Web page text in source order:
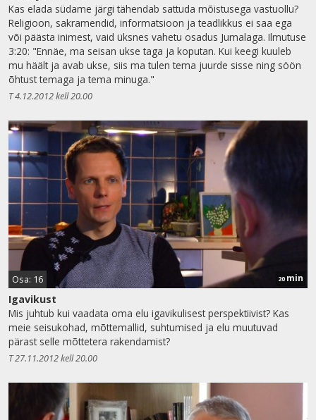
Kas elada südame järgi tähendab sattuda mõistusega vastuollu?
Religioon, sakramendid, informatsioon ja teadlikkus ei saa ega
või päästa inimest, vaid üksnes vahetu osadus Jumalaga. Ilmutuse
3:20: "Ennäe, ma seisan ukse taga ja koputan. Kui keegi kuuleb
mu häält ja avab ukse, siis ma tulen tema juurde sisse ning söön
õhtust temaga ja tema minuga."
T 4.12.2012 kell 20.00
Osa: 16 20 min
Igavikust
Mis juhtub kui vaadata oma elu igavikulisest perspektiivist? Kas
meie seisukohad, mõttemallid, suhtumised ja elu muutuvad
pärast selle mõttetera rakendamist?
T 27.11.2012 kell 20.00